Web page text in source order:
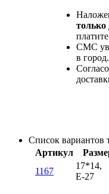
только
СМС
в город.
Список вариантов
Артикул
1167
17*14,
Е-27